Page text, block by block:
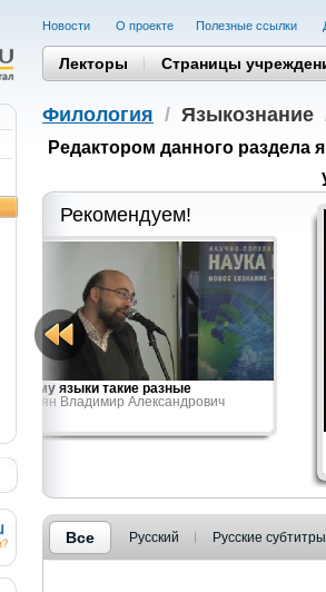
Новости О проекте Полезные cсылки
Лекторы Страницы
Филология / Языкознание
Редактором данного раздела
Рекомендуем!
Почему языки такие разные
Плунгян Владимир Александрович
Все Русский Русские субтитры